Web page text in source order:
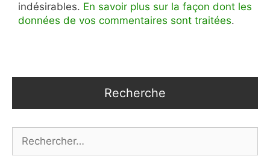
indésirables. En savoir plus sur la façon dont les
données de vos commentaires sont traitées.
Recherche